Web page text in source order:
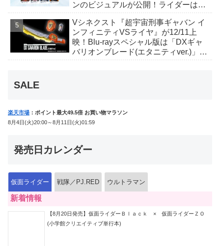
ンのビジュアルが公開！ライダーは子
Vシネクスト『超宇宙刑事ギャバン イ
ンフィニティVSライヤ』が12/11上
映！Blu-rayスペシャル版は「DXギャ
バリオンブレード(エタニティver.)」
SALE
楽天市場 ：ポイント最大49.5倍 お買い物マラソン
8月4日(火)20:00～8月11日(火)01:59
発売日カレンダー
仮面ライダー 戦隊／PJ.RED ウルトラマン
新着情報
【8月20日発売】仮面ライダーＢｌａｃｋ × 仮面ライダーＺＯ
(小学館クリエイティブ単行本)